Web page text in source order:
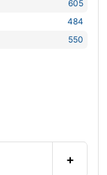
605
484
550
+